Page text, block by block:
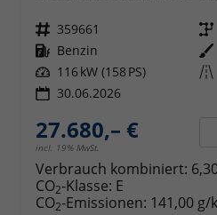
Fahrzeugnr. 359661 Getriebe
Kraftstoff Benzin Außenfarbe
Leistung 116 kW (158 PS) Kilometerstand
30.06.2026
27.680,– €
incl. 19% MwSt.
Verbrauch kombiniert:
CO2-Klasse: E
CO2-Emissionen: 141,00 g/